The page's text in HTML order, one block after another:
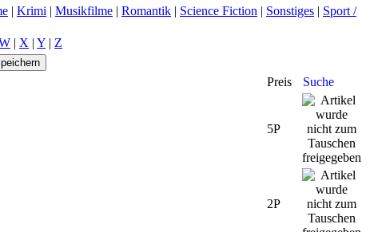
| Krimi | Musikfilme | Romantik | Science Fiction | Sonstiges | Sport /
| X | Y | Z
Preis Suche
5P
2P